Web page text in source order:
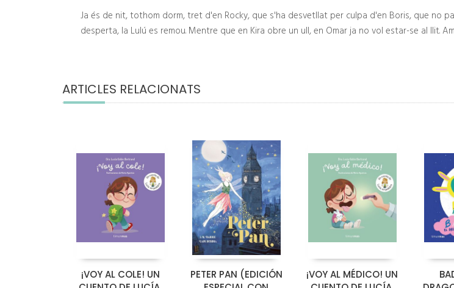
Ja és de nit, tothom dorm, tret d'en Rocky, que s'ha desvetllat per culpa d'en Boris, que no
desperta, la Lulú es remou. Mentre que en Kira obre un ull, en Omar ja no vol estar-se al llit.
ARTICLES RELACIONATS
¡VOY AL COLE! UN
PETER PAN (EDICIÓN
¡VOY AL MÉDICO! UN